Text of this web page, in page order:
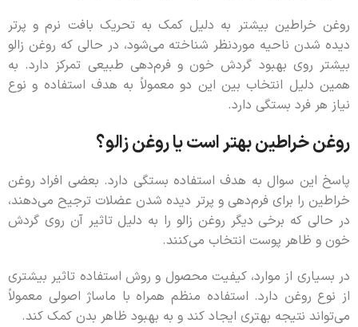
روغن خراطین بیشتر به دلیل کمک به تحریک بافت نرم و پرتر
دیده شدن ناحیه موردنظر شناخته می‌شود، در حالی که روغن زالو
بیشتر روی بهبود گردش خون و فرم‌دهی طبیعی تمرکز دارد. به
همین دلیل انتخاب بین این دو معمولاً به هدف استفاده و نوع
نیاز هر فرد بستگی دارد.
روغن خراطین بهتر است یا روغن زالو؟
پاسخ این سوال به هدف استفاده بستگی دارد. بعضی افراد روغن
خراطین را برای فرم‌دهی و پرتر دیده شدن عضلات ترجیح می‌دهند،
در حالی که برخی دیگر روغن زالو را به دلیل تاثیر آن روی گردش
خون و ظاهر پوست انتخاب می‌کنند.
در بسیاری از موارد، کیفیت محصول و روش استفاده تاثیر بیشتری
از نوع روغن دارد. استفاده منظم همراه با ماساژ اصولی معمولاً
می‌تواند نتیجه بهتری ایجاد کند و به بهبود ظاهر بدن کمک کند.